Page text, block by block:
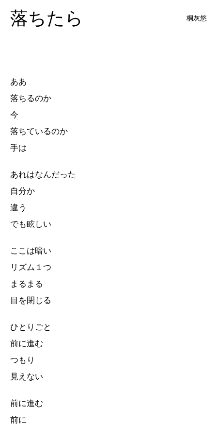
落ちたら 桐灰悠
ああ
落ちるのか
今
落ちているのか
手は
あれはなんだった
自分か
違う
でも眩しい
ここは暗い
リズム１つ
まるまる
目を閉じる
ひとりごと
前に進む
つもり
見えない
前に進む
前に